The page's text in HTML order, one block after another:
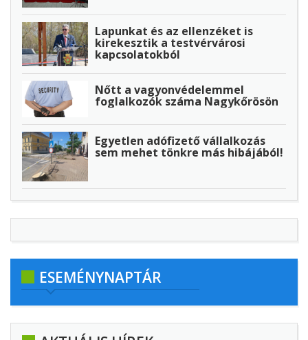
Lapunkat és az ellenzéket is
kirekesztik a testvérvárosi
kapcsolatokból
Nőtt a vagyonvédelemmel
foglalkozók száma Nagykőrösön
Egyetlen adófizető vállalkozás
sem mehet tönkre más hibájából!
ESEMÉNYNAPTÁR